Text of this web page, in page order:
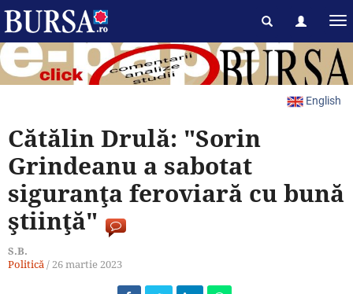
English
Cătălin Drulă: "Sorin
Grindeanu a sabotat
siguranţa feroviară cu bună
ştiinţă"
S.B.
Politică/26 martie 2023